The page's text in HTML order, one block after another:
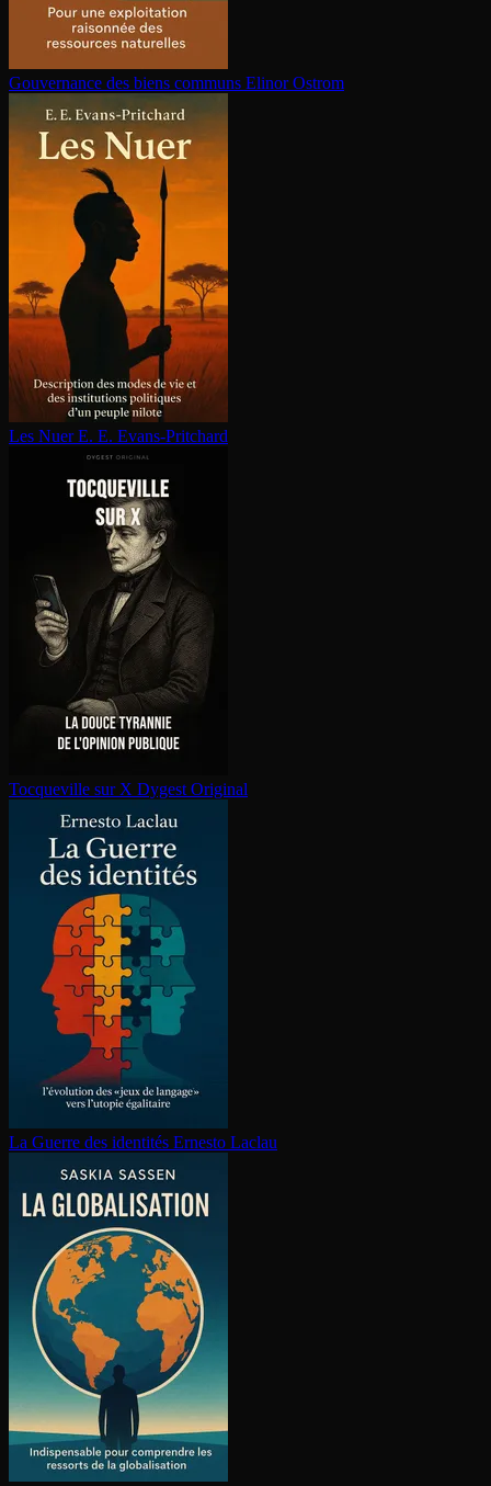
Gouvernance des biens communs Elinor Ostrom
Les Nuer E. E. Evans-Pritchard
Tocqueville sur X Dygest Original
La Guerre des identités Ernesto Laclau